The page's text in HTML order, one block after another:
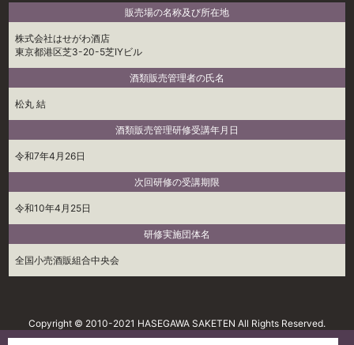
販売場の名称及び所在地
株式会社はせがわ酒店
東京都港区芝3-20-5芝IYビル
酒類販売管理者の氏名
松丸 結
酒類販売管理研修受講年月日
令和7年4月26日
次回研修の受講期限
令和10年4月25日
研修実施団体名
全国小売酒販組合中央会
Copyright © 2010-2021 HASEGAWA SAKETEN All Rights Reserved.